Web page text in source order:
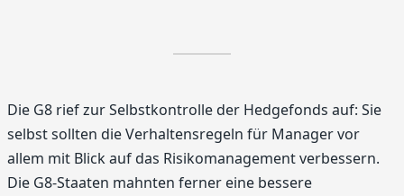
Die G8 rief zur Selbstkontrolle der Hedgefonds auf: Sie
selbst sollten die Verhaltensregeln für Manager vor
allem mit Blick auf das Risikomanagement verbessern.
Die G8-Staaten mahnten ferner eine bessere